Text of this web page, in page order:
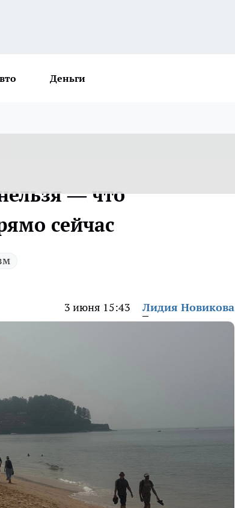
Деньги
— что
сейчас
3 июня 15:43 Лидия Новикова